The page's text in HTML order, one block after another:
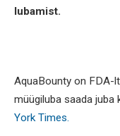
lubamist.
AquaBounty on FDA-
müügiluba saada juba
York Times.